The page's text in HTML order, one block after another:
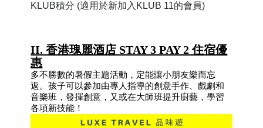
KLUB積分 (適用於新加入KLUB 11的會員)
II. 香港瑰麗酒店 STAY 3 PAY 2 住宿優
惠
多不勝數的暑假主題活動，定能讓小朋友樂而忘
返。孩子可以參加由專人指導的創意手作、戲劇和
音樂班，發揮創意，又或在大師班提升廚藝，學習
各項新技能！